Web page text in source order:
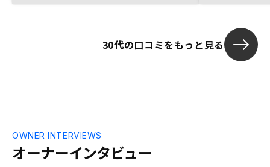
30代の口コミをもっと見る
オーナーインタビュー
OWNER INTERVIEWS